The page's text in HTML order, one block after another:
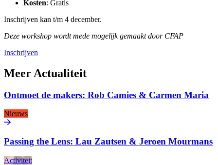
Kosten: Gratis
Inschrijven kan t/m 4 december.
Deze workshop wordt mede mogelijk gemaakt door CFAP
Inschrijven
Meer Actualiteit
Ontmoet de makers: Rob Camies & Carmen Maria
Nieuws
Passing the Lens: Lau Zautsen & Jeroen Mourmans
Activiteit